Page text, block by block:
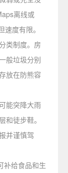
离线或
度有限。
类制度。房
般垃圾分别
放在防熊容
能突降大雨
和徒步鞋。
并谨慎驾
补给食品和生